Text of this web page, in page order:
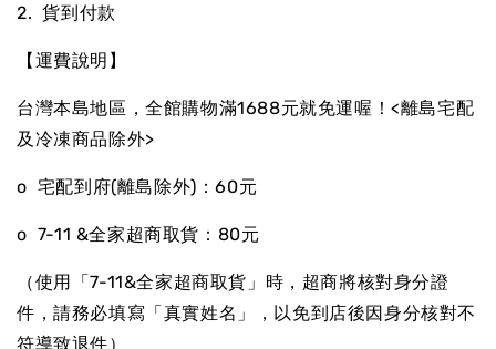
2. 貨到付款
【運費說明】
台灣本島地區，全館購物滿1688元就免運喔！<離島宅配
及冷凍商品除外>
o 宅配到府(離島除外)：60元
o 7-11 &全家超商取貨：80元
（使用「7-11&全家超商取貨」時，超商將核對身分證
件，請務必填寫「真實姓名」，以免到店後因身分核對不
符導致退件）